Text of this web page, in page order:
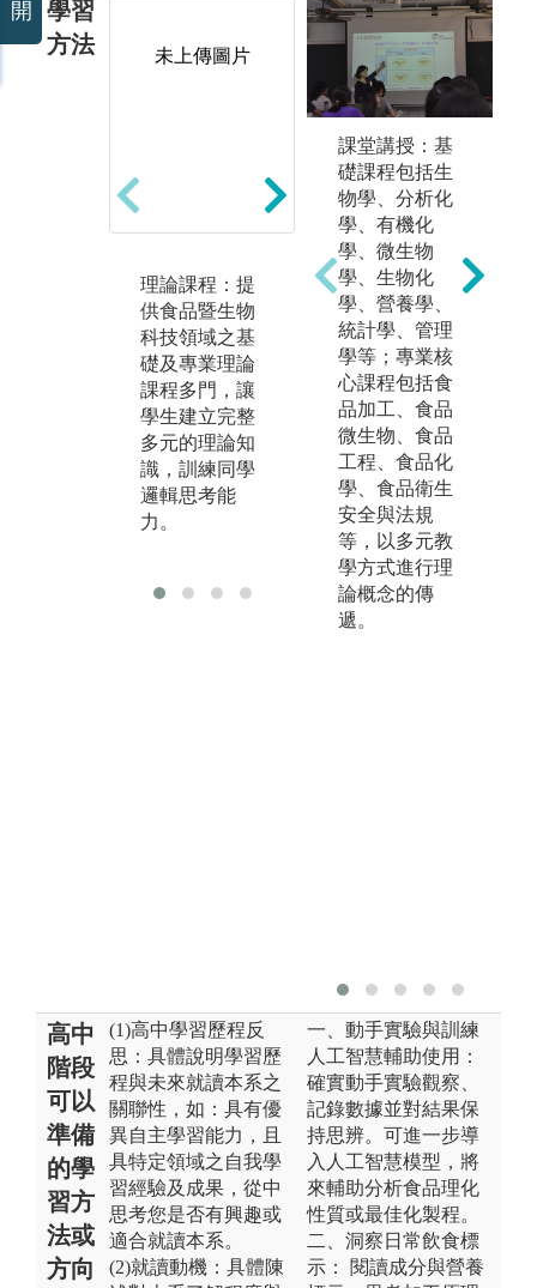
學習
方法
未上傳圖片
理論課程：提
供食品暨生物
科技領域之基
礎及專業理論
課程多門，讓
學生建立完整
多元的理論知
識，訓練同學
邏輯思考能
力。
實驗法：本系
許多必選修之
專業課程均有
安排實習(驗)
課，讓學生在
理論知識的獲
得之外，搭配
實習課的操作
及實務演練，
讓學生的學習
更加深刻，訓
練同學理論與
實務結合的能
力。
圖解:實驗課程
操作情形
課堂講授：基
礎課程包括生
物學、分析化
學、有機化
學、微生物
學、生物化
學、營養學、
統計學、管理
學等；專業核
心課程包括食
品加工、食品
微生物、食品
工程、食品化
學、食品衛生
安全與法規
等，以多元教
學方式進行理
論概念的傳
遞。
高中
階段
可以
準備
的學
習方
法或
方向
(1)高中學習歷程反
思：具體說明學習歷
程與未來就讀本系之
關聯性，如：具有優
異自主學習能力，且
具特定領域之自我學
習經驗及成果，從中
思考您是否有興趣或
適合就讀本系。
(2)就讀動機：具體陳
一、動手實驗與訓練
人工智慧輔助使用：
確實動手實驗觀察、
記錄數據並對結果保
持思辨。可進一步導
入人工智慧模型，將
來輔助分析食品理化
性質或最佳化製程。
二、洞察日常飲食標
示： 閱讀成分與營養
開